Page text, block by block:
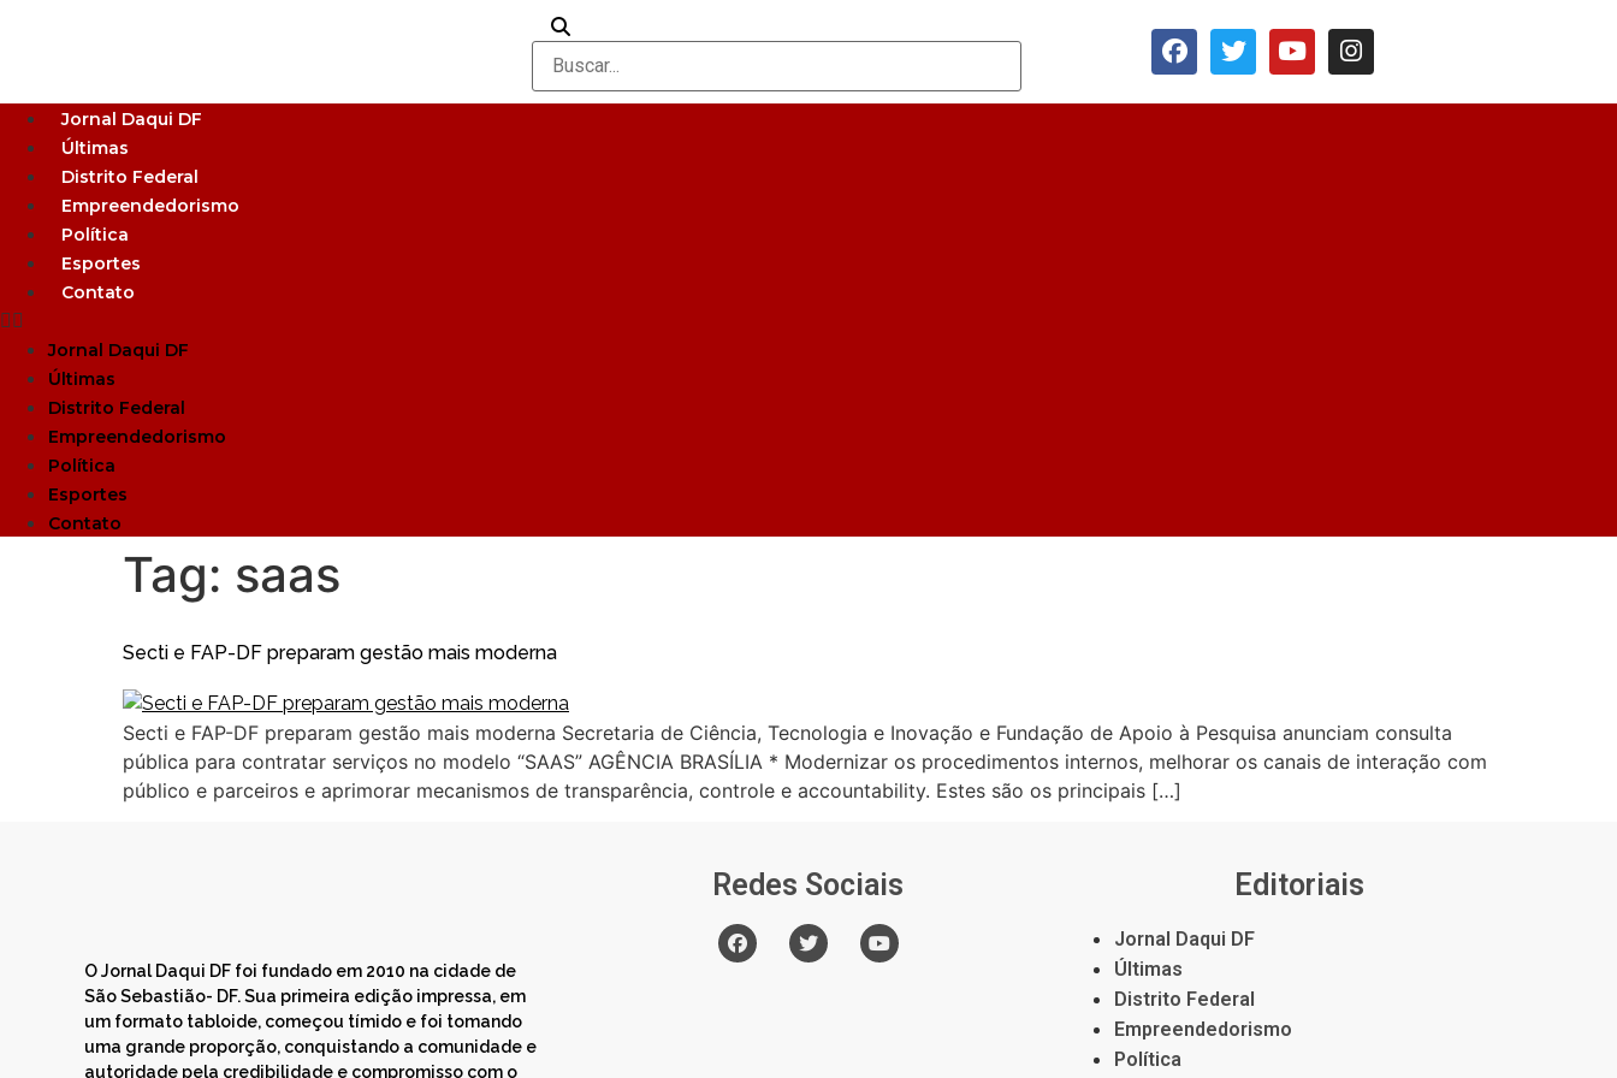
Jornal Daqui DF
Últimas
Distrito Federal
Empreendedorismo
Política
Esportes
Contato
Jornal Daqui DF
Últimas
Distrito Federal
Empreendedorismo
Política
Esportes
Contato
Tag: saas
Secti e FAP-DF preparam gestão mais moderna
Secti e FAP-DF preparam gestão mais moderna Secretaria de Ciência, Tecnologia e Inovação e Fundação de Apoio à Pesquisa anunciam consulta
pública para contratar serviços no modelo “SAAS” AGÊNCIA BRASÍLIA * Modernizar os procedimentos internos, melhorar os canais de interação com
público e parceiros e aprimorar mecanismos de transparência, controle e accountability. Estes são os principais […]
O Jornal Daqui DF foi fundado em 2010 na cidade de
São Sebastião- DF. Sua primeira edição impressa, em
um formato tabloide, começou tímido e foi tomando
uma grande proporção, conquistando a comunidade e
autoridade pela credibilidade e compromisso com o
Redes Sociais Editoriais
Jornal Daqui DF
Últimas
Distrito Federal
Empreendedorismo
Política